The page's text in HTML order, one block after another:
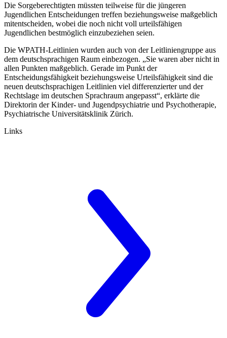
Die Sorgeberechtigten müssten teilweise für die jüngeren
Jugendlichen Entscheidungen treffen bezie­hungs­weise maßgeblich
mitentscheiden, wobei die noch nicht voll urteilsfähigen
Jugendlichen bestmöglich einzu­beziehen seien.
Die WPATH-Leitlinien wurden auch von der Leitliniengruppe aus
dem deutschsprachigen Raum einbezogen. „Sie waren aber nicht in
allen Punkten maßgeblich. Gerade im Punkt der
Entscheidungsfähigkeit beziehungs­weise Urteilsfähigkeit sind die
neuen deutschsprachigen Leitlinien viel differenzierter und der
Rechtslage im deutschen Sprachraum angepasst“, erklärte die
Direktorin der Kinder- und Jugendpsychiatrie und Psychothe­rapie,
Psychiatrische Universitätsklinik Zürich.
Links